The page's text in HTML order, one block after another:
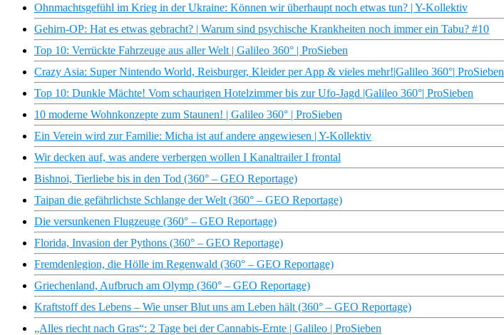
Ohnmachtsgefühl im Krieg in der Ukraine: Können wir überhaupt noch etwas tun? | Y-Kollektiv
Gehirn-OP: Hat es etwas gebracht? | Warum sind psychische Krankheiten noch immer ein Tabu? #10
Top 10: Verrückte Fahrzeuge aus aller Welt | Galileo 360° | ProSieben
Crazy Asia: Super Nintendo World, Reisburger, Kleider per App & vieles mehr!|Galileo 360°| ProSieben
Top 10: Dunkle Mächte! Vom schaurigen Hotelzimmer bis zur Ufo-Jagd |Galileo 360°| ProSieben
10 moderne Wohnkonzepte zum Staunen! | Galileo 360° | ProSieben
Ein Verein wird zur Familie: Micha ist auf andere angewiesen | Y-Kollektiv
Wir decken auf, was andere verbergen wollen I Kanaltrailer I frontal
Bishnoi, Tierliebe bis in den Tod (360° – GEO Reportage)
Taipan die gefährlichste Schlange der Welt (360° – GEO Reportage)
Die versunkenen Flugzeuge (360° – GEO Reportage)
Florida, Invasion der Pythons (360° – GEO Reportage)
Fremdenlegion, die Hölle im Regenwald (360° – GEO Reportage)
Griechenland, Aufbruch am Olymp (360° – GEO Reportage)
Kraftstoff des Lebens – Wie unser Blut uns am Leben hält (360° – GEO Reportage)
„Alles riecht nach Gras“: 2 Tage bei der Cannabis-Ernte | Galileo | ProSieben